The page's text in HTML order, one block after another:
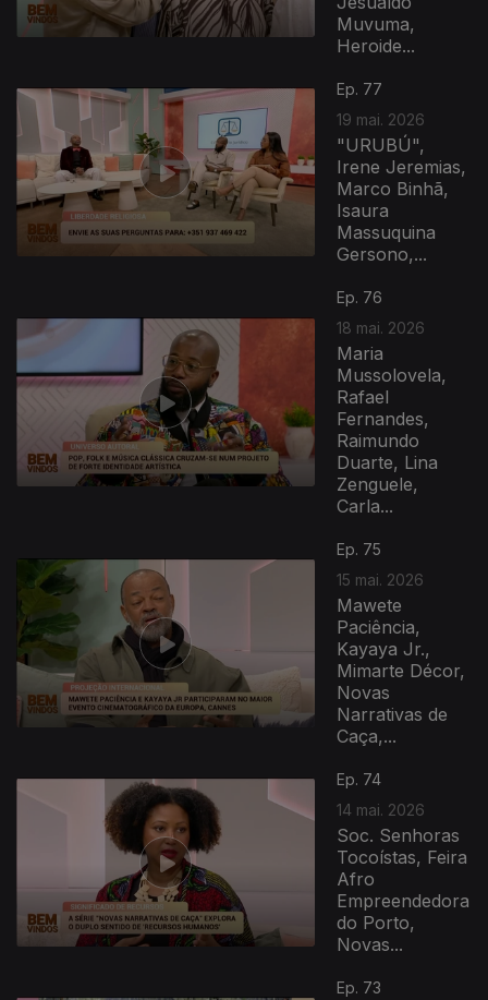
Muvuma,
Heroide...
Ep. 77
19 mai. 2026
"URUBÚ",
Irene Jeremias,
Marco Binhã,
Isaura
Massuquina
Gersono,...
Ep. 76
18 mai. 2026
Maria
Mussolovela,
Rafael
Fernandes,
Raimundo
Duarte, Lina
Zenguele,
Carla...
Ep. 75
15 mai. 2026
Mawete
Paciência,
Kayaya Jr.,
Mimarte Décor,
Novas
Narrativas de
Caça,...
Ep. 74
14 mai. 2026
Soc. Senhoras
Tocoístas, Feira
Afro
Empreendedora
do Porto,
Novas...
Ep. 73